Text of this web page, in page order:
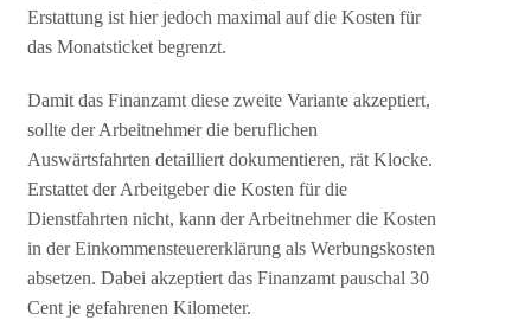
Erstattung ist hier jedoch maximal auf die Kosten für
das Monatsticket begrenzt.
Damit das Finanzamt diese zweite Variante akzeptiert,
sollte der Arbeitnehmer die beruflichen
Auswärtsfahrten detailliert dokumentieren, rät Klocke.
Erstattet der Arbeitgeber die Kosten für die
Dienstfahrten nicht, kann der Arbeitnehmer die Kosten
in der Einkommensteuererklärung als Werbungskosten
absetzen. Dabei akzeptiert das Finanzamt pauschal 30
Cent je gefahrenen Kilometer.